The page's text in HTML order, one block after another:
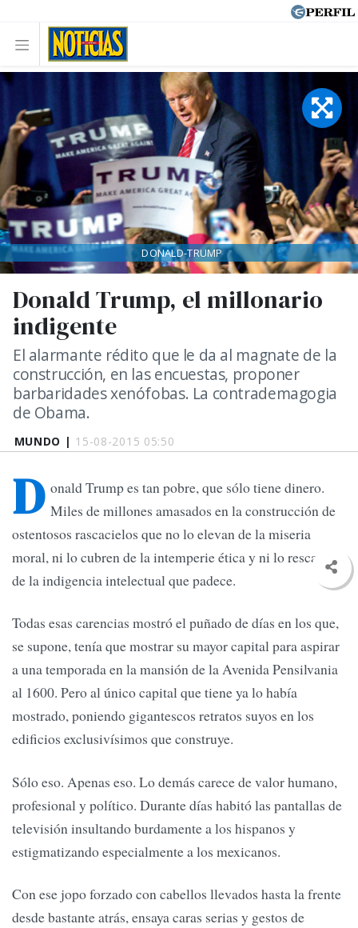
MUNDO | 15-08-2015 05:50
Donald Trump, el millonario
indigente
El alarmante rédito que le da al magnate de la
construcción, en las encuestas, proponer
barbaridades xenófobas. La contrademagogia
de Obama.
DONALD-TRUMP
D onald Trump es tan pobre, que sólo tiene dinero.
Miles de millones amasados en la construcción de
ostentosos rascacielos que no lo elevan de la miseria
moral, ni lo cubren de la intemperie ética y ni lo rescatan
de la indigencia intelectual que padece.
Todas esas carencias mostró el puñado de días en los que,
se supone, tenía que mostrar su mayor capital para aspirar
a una temporada en la mansión de la Avenida Pensilvania
al 1600. Pero al único capital que tiene ya lo había
mostrado, poniendo gigantescos retratos suyos en los
edificios exclusivísimos que construye.
Sólo eso. Apenas eso. Lo demás carece de valor humano,
profesional y político. Durante días habitó las pantallas de
televisión insultando burdamente a los hispanos y
estigmatizando especialmente a los mexicanos.
Con ese jopo forzado con cabellos llevados hasta la frente
desde bastante atrás, ensaya caras serias y gestos de